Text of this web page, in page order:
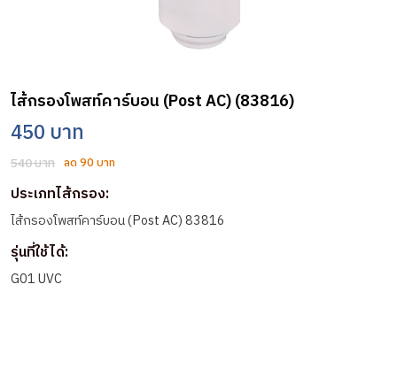
ไส้กรองโพสท์คาร์บอน (Post AC) (83816)
450 บาท
540 บาท ลด 90 บาท
ประเภทไส้กรอง:
ไส้กรองโพสท์คาร์บอน (Post AC) 83816
รุ่นที่ใช้ได้:
G01 UVC